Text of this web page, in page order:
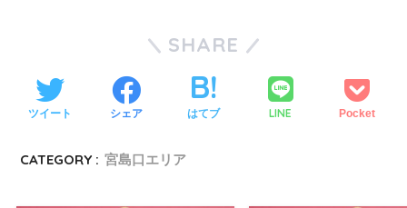
SHARE
ツイート シェア はてブ LINE Pocket
CATEGORY : 宮島口エリア